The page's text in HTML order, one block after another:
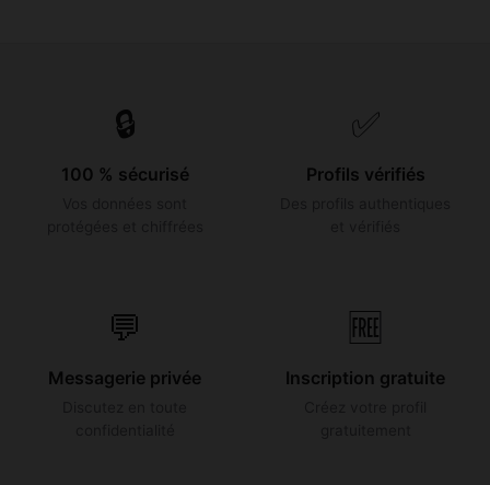
🔒
100 % sécurisé
✅
Profils vérifiés
💬
Messagerie privée
🆓
Inscription gratuite